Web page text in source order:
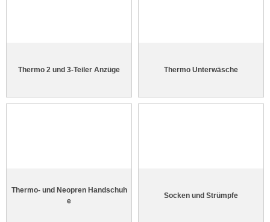
Thermo 2 und 3-Teiler Anzüge Thermo Unterwäsche
Thermo- und Neopren Handschuh
e
Socken und Strümpfe